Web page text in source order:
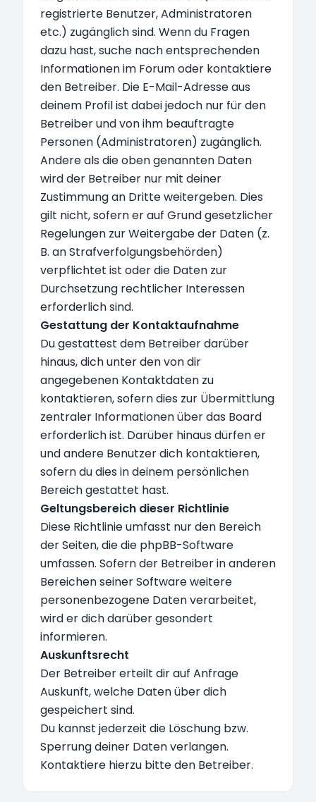
registrierte Benutzer, Administratoren
etc.) zugänglich sind. Wenn du Fragen
dazu hast, suche nach entsprechenden
Informationen im Forum oder kontaktiere
den Betreiber. Die E-Mail-Adresse aus
deinem Profil ist dabei jedoch nur für den
Betreiber und von ihm beauftragte
Personen (Administratoren) zugänglich.
Andere als die oben genannten Daten
wird der Betreiber nur mit deiner
Zustimmung an Dritte weitergeben. Dies
gilt nicht, sofern er auf Grund gesetzlicher
Regelungen zur Weitergabe der Daten (z.
B. an Strafverfolgungsbehörden)
verpflichtet ist oder die Daten zur
Durchsetzung rechtlicher Interessen
erforderlich sind.
Gestattung der Kontaktaufnahme
Du gestattest dem Betreiber darüber
hinaus, dich unter den von dir
angegebenen Kontaktdaten zu
kontaktieren, sofern dies zur Übermittlung
zentraler Informationen über das Board
erforderlich ist. Darüber hinaus dürfen er
und andere Benutzer dich kontaktieren,
sofern du dies in deinem persönlichen
Bereich gestattet hast.
Geltungsbereich dieser Richtlinie
Diese Richtlinie umfasst nur den Bereich
der Seiten, die die phpBB-Software
umfassen. Sofern der Betreiber in anderen
Bereichen seiner Software weitere
personenbezogene Daten verarbeitet,
wird er dich darüber gesondert
informieren.
Auskunftsrecht
Der Betreiber erteilt dir auf Anfrage
Auskunft, welche Daten über dich
gespeichert sind.
Du kannst jederzeit die Löschung bzw.
Sperrung deiner Daten verlangen.
Kontaktiere hierzu bitte den Betreiber.